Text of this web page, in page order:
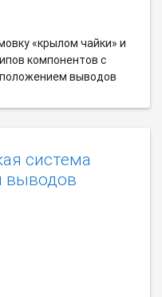
«крылом чайки» и
компонентов с
выводов
система
выводов